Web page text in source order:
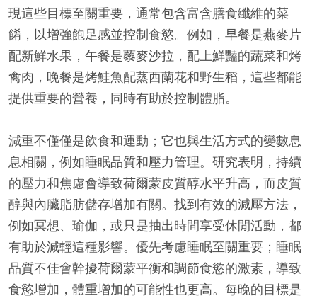
現這些目標至關重要，通常包含富含膳食纖維的菜
餚，以增強飽足感並控制食慾。例如，早餐是燕麥片
配新鮮水果，午餐是藜麥沙拉，配上鮮豔的蔬菜和烤
禽肉，晚餐是烤鮭魚配蒸西蘭花和野生稻，這些都能
提供重要的營養，同時有助於控制體脂。
減重不僅僅是飲食和運動；它也與生活方式的變數息
息相關，例如睡眠品質和壓力管理。研究表明，持續
的壓力和焦慮會導致荷爾蒙皮質醇水平升高，而皮質
醇與內臟脂肪儲存增加有關。找到有效的減壓方法，
例如冥想、瑜伽，或只是抽出時間享受休閒活動，都
有助於減輕這種影響。優先考慮睡眠至關重要；睡眠
品質不佳會幹擾荷爾蒙平衡和調節食慾的激素，導致
食慾增加，體重增加的可能性也更高。每晚的目標是